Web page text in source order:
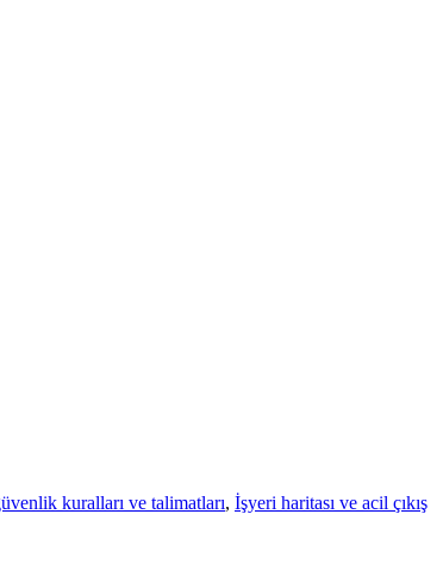
kuralları ve talimatları, İşyeri haritası ve acil çıkış